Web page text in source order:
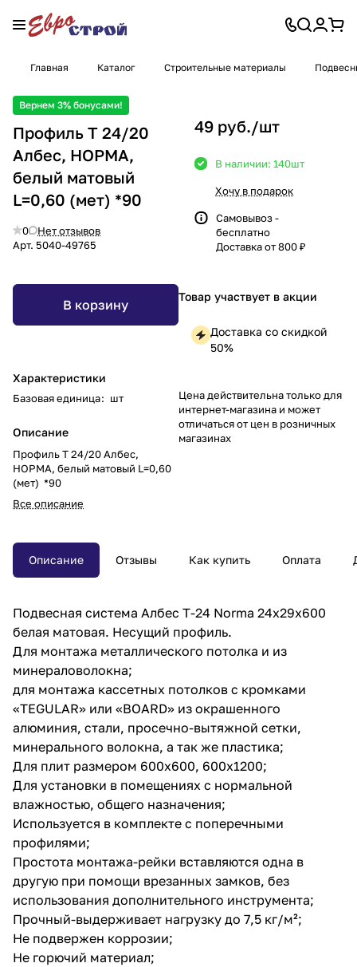
Главная Каталог Строительные материалы
Вернем 3% бонусами!
Профиль Т 24/20
Албес, НОРМА,
белый матовый
L=0,60 (мет) *90
0
Нет отзывов
Арт. 5040-49765
В корзину
Характеристики
Базовая единица: шт
Описание
Профиль Т 24/20 Албес,
НОРМА, белый матовый L=0,60
(мет) *90
Все описание
49 руб./шт
В наличии: 140шт
Хочу в подарок
Самовывоз -
бесплатно
Доставка от 800 ₽
Товар участвует в акции
Доставка со скидкой
50%
Цена действительна только для
интернет-магазина и может
отличаться от цен в розничных
магазинах
Описание Отзывы Как купить Оплата
Подвесная система Албес Т-24 Norma 24х29х600
белая матовая. Несущий профиль.
Для монтажа металлического потолка и из
минераловолокна;
для монтажа кассетных потолков с кромками
«TEGULAR» или «BOARD» из окрашенного
алюминия, стали, просечно-вытяжной сетки,
минерального волокна, а так же пластика;
Для плит размером 600х600, 600х1200;
Для установки в помещениях с нормальной
влажностью, общего назначения;
Используется в комплекте с поперечными
профилями;
Простота монтажа-рейки вставляются одна в
другую при помощи врезанных замков, без
использования дополнительного инструмента;
Прочный-выдерживает нагрузку до 7,5 кг/м²;
Не подвержен коррозии;
Не горючий материал;